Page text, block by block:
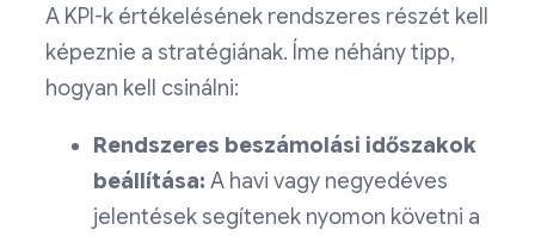
A KPI-k értékelésének rendszeres részét kell
képeznie a stratégiának. Íme néhány tipp,
hogyan kell csinálni:
Rendszeres beszámolási időszakok
beállítása: A havi vagy negyedéves
jelentések segítenek nyomon követni a